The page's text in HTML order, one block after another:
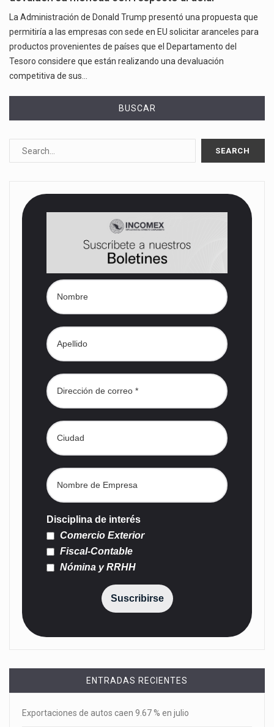
La Administración de Donald Trump presentó una propuesta que
permitiría a las empresas con sede en EU solicitar aranceles para
productos provenientes de países que el Departamento del
Tesoro considere que están realizando una devaluación
competitiva de sus…
BUSCAR
Disciplina de interés
Comercio Exterior
Fiscal-Contable
Nómina y RRHH
Suscribirse
ENTRADAS RECIENTES
Exportaciones de autos caen 9.67 % en julio